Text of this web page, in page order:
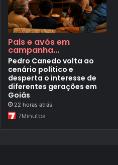
Pais e avós em
campanha...
Pedro Canedo volta ao
cenário político e
desperta o interesse de
diferentes gerações em
Goiás
22 horas atrás
7Minutos